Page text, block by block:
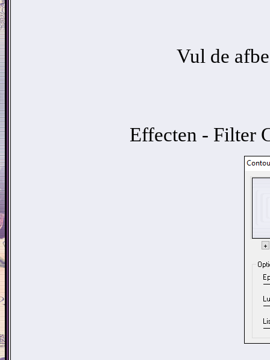
Vul de
Effecten - Filter